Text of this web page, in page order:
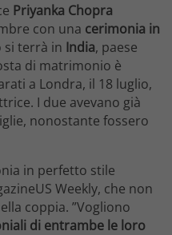
Priyanka Chopra
con una cerimonia in
si terrà in India, paese
di matrimonio è
a Londra, il 18 luglio,
I due avevano già
nonostante fossero
in perfetto stile
Weekly, che non
coppia. ”Vogliono
di entrambe le loro